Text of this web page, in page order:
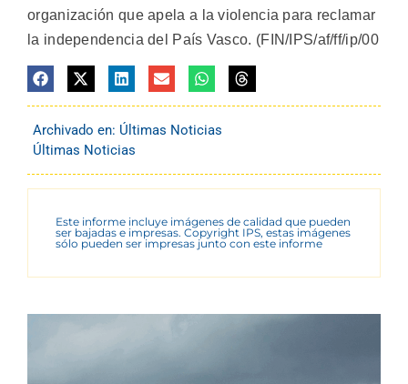
organización que apela a la violencia para reclamar
la independencia del País Vasco. (FIN/IPS/af/ff/ip/00
Archivado en: Últimas Noticias
Últimas Noticias
Este informe incluye imágenes de calidad que pueden
ser bajadas e impresas. Copyright IPS, estas imágenes
sólo pueden ser impresas junto con este informe